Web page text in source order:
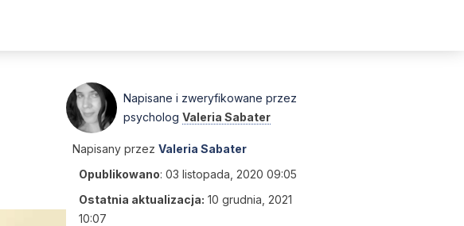
Napisane i zweryfikowane przez
psycholog Valeria Sabater
Napisany przez Valeria Sabater
Opublikowano: 03 listopada, 2020 09:05
Ostatnia aktualizacja: 10 grudnia, 2021
10:07